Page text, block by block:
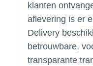
klanten
aflevering is er
Delivery
betrouwbare,
transparante